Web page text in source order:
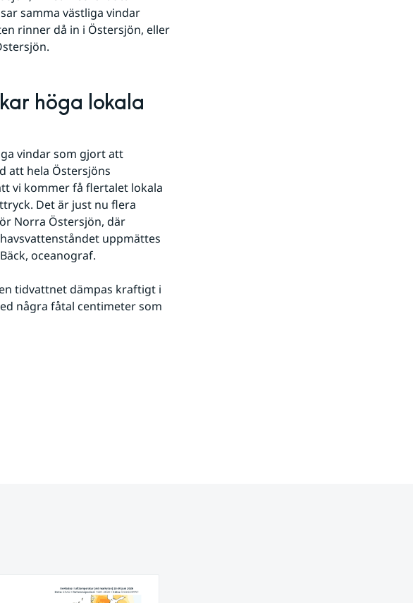
samma västliga vindar
rinner då in i Östersjön, eller
höga lokala
vindar som gjort att
att hela Östersjöns
vi kommer få flertalet lokala
Det är just nu flera
Norra Östersjön, där
uppmättes
oceanograf.
tidvattnet dämpas kraftigt i
några fåtal centimeter som